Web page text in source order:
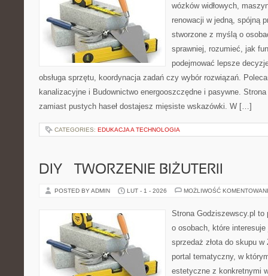
wózków widłowych,
renowacji w jedną, spójną
stworzone z myślą o
sprawniej, rozumieć, jak
podejmować lepsze
obsługa sprzętu, koordynacja zadań czy wybór rozwiązań.
kanalizacyjne i Budownictwo energooszczędne i pasywne.
zamiast pustych haseł dostajesz mięsiste wskazówki. W […]
CATEGORIES: EDUKACJA A TECHNOLOGIA
DIY – TWORZENIE BIŻUTERII
POSTED BY ADMIN LUT - 1 - 2026 MOŻLIWOŚĆ
Strona Godziszewscy.pl to
o osobach, które
sprzedaż złota do skupu
portal tematyczny, w
estetyczne z konkretnymi